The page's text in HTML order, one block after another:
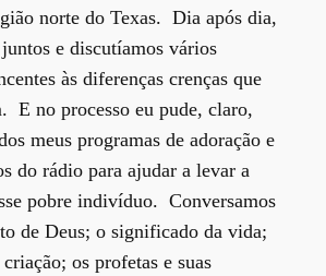
norte do Texas. Dia após dia,
e discutíamos vários
às diferenças crenças que
E no processo eu pude, claro,
meus programas de adoração e
do rádio para ajudar a levar a
pobre indivíduo. Conversamos
de Deus; o significado da vida;
os profetas e suas